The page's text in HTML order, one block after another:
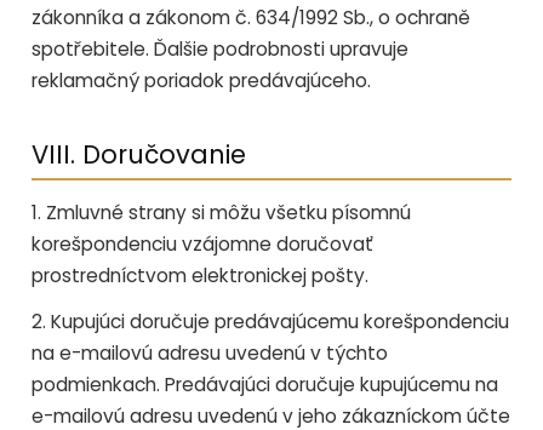
zákonníka a zákonom č. 634/1992 Sb., o ochraně
spotřebitele. Ďalšie podrobnosti upravuje
reklamačný poriadok predávajúceho.
VIII. Doručovanie
1. Zmluvné strany si môžu všetku písomnú
korešpondenciu vzájomne doručovať
prostredníctvom elektronickej pošty.
2. Kupujúci doručuje predávajúcemu korešpondenciu
na e-mailovú adresu uvedenú v týchto
podmienkach. Predávajúci doručuje kupujúcemu na
e-mailovú adresu uvedenú v jeho zákazníckom účte